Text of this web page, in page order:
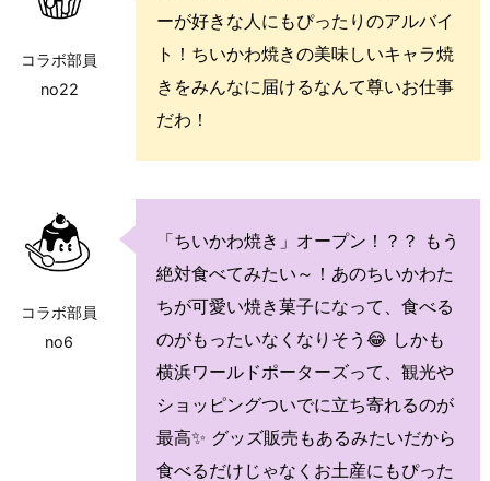
コラボ部員
no22
ーが好きな人にもぴったりのアルバイ
ト！ちいかわ焼きの美味しいキャラ焼
きをみんなに届けるなんて尊いお仕事
だわ！
コラボ部員
no6
「ちいかわ焼き」オープン！？？ もう
絶対食べてみたい～！あのちいかわた
ちが可愛い焼き菓子になって、食べる
のがもったいなくなりそう😂 しかも
横浜ワールドポーターズって、観光や
ショッピングついでに立ち寄れるのが
最高✨ グッズ販売もあるみたいだから
食べるだけじゃなくお土産にもぴった